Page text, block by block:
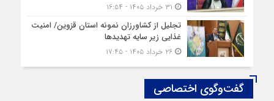
تجلیل از کشاورزان نمونه استان قزوین/ امنیت
غذایی زیر سایه تهدیدها
۲۶ خرداد ۱۴۰۵ - ۱۷:۴۵
گفت‌وگوی اختصاصی